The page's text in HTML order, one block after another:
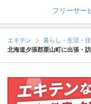
フリーサー
エキテン 暮らし・生活・
北海道夕張郡栗山町に出張・